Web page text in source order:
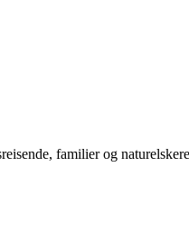
familier og